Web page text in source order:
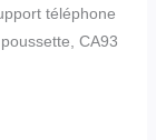
téléphone
CA93